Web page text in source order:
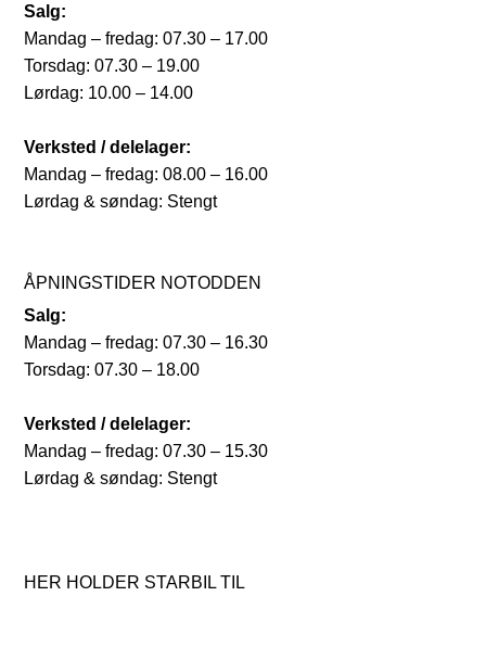
Salg:
Mandag – fredag: 07.30 – 17.00
Torsdag: 07.30 – 19.00
Lørdag: 10.00 – 14.00
Verksted / delelager:
Mandag – fredag: 08.00 – 16.00
Lørdag & søndag: Stengt
ÅPNINGSTIDER NOTODDEN
Salg:
Mandag – fredag: 07.30 – 16.30
Torsdag: 07.30 – 18.00
Verksted / delelager:
Mandag – fredag: 07.30 – 15.30
Lørdag & søndag: Stengt
HER HOLDER STARBIL TIL